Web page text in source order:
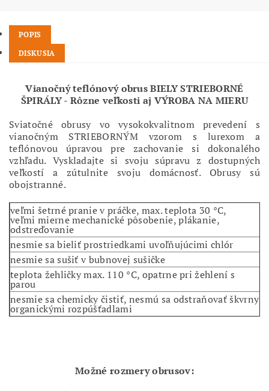
POPIS
DISKUSIA
Vianočný teflónový obrus BIELY STRIEBORNÉ
ŠPIRÁLY - Rôzne veľkosti aj VÝROBA NA MIERU
Sviatočné obrusy vo vysokokvalitnom prevedení s
vianočným STRIEBORNÝM vzorom s lurexom a
teflónovou úpravou pre zachovanie si dokonalého
vzhľadu. Vyskladajte si svoju súpravu z dostupných
veľkostí a zútulnite svoju domácnosť. Obrusy sú
obojstranné.
veľmi šetrné pranie v práčke, max. teplota 30 °C,
veľmi mierne mechanické pôsobenie, plákanie,
odstreďovanie
nesmie sa bieliť prostriedkami uvoľňujúcimi chlór
nesmie sa sušiť v bubnovej sušičke
teplota žehličky max. 110 °C, opatrne pri žehlení s
parou
nesmie sa chemicky čistiť, nesmú sa odstraňovať škvrny
organickými rozpúšťadlami
Možné rozmery obrusov: